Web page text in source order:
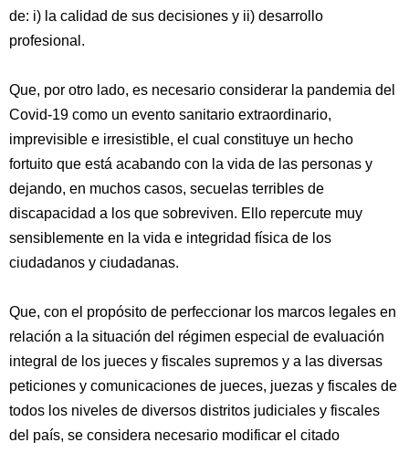
de: i) la calidad de sus decisiones y ii) desarrollo
profesional.
Que, por otro lado, es necesario considerar la pandemia del
Covid-19 como un evento sanitario extraordinario,
imprevisible e irresistible, el cual constituye un hecho
fortuito que está acabando con la vida de las personas y
dejando, en muchos casos, secuelas terribles de
discapacidad a los que sobreviven. Ello repercute muy
sensiblemente en la vida e integridad física de los
ciudadanos y ciudadanas.
Que, con el propósito de perfeccionar los marcos legales en
relación a la situación del régimen especial de evaluación
integral de los jueces y fiscales supremos y a las diversas
peticiones y comunicaciones de jueces, juezas y fiscales de
todos los niveles de diversos distritos judiciales y fiscales
del país, se considera necesario modificar el citado